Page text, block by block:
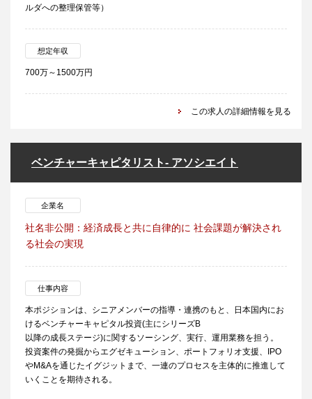
ルダへの整理保管等）
想定年収
700万～1500万円
この求人の詳細情報を見る
ベンチャーキャピタリスト- アソシエイト
企業名
社名非公開：経済成長と共に自律的に 社会課題が解決され
る社会の実現
仕事内容
本ポジションは、シニアメンバーの指導・連携のもと、日本国内にお
けるベンチャーキャピタル投資(主にシリーズB
以降の成長ステージ)に関するソーシング、実行、運用業務を担う。
投資案件の発掘からエグゼキューション、ポートフォリオ支援、IPO
やM&Aを通じたイグジットまで、一連のプロセスを主体的に推進して
いくことを期待される。